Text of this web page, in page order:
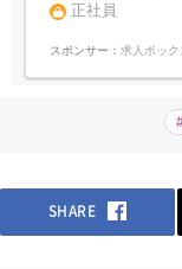
正社員
スポンサー： 求人ボック
SHARE